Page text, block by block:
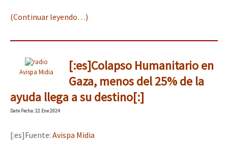
(Continuar leyendo…)
Avispa Midia
[:es]Colapso Humanitario en
Gaza, menos del 25% de la
ayuda llega a su destino[:]
DateFecha: 22 Ene 2024
[:es]Fuente: Avispa Midia